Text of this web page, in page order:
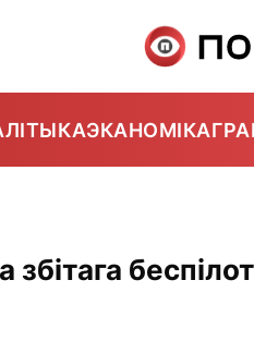
ЭКАНОМІКА